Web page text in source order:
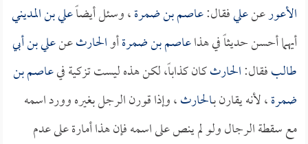
الأعورعنعليفقال:عاصم بن ضمرة، وسئل أيضاًعلي بن المديني
أيهما أحسن حديثاً في هذاعاصم بن ضمرةأوالحارثعنعلي بن أبي
طالبفقال:الحارثكان كذاباً، لكن هذه ليست تزكية فيعاصم بن
ضمرة، لأنه يقارن بـالحارث، وإذا قورن الرجل بغيره وورد اسمه
مع سقطة الرجال ولو لم ينص على اسمه فإن هذا أمارة على عدم